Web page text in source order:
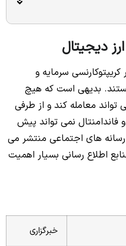
دیجیتال
کریپتوکارنسی سرمایه و
بدیهی است که هیچ
تواند معامله کند و از طرفی
فاندامنتال نمی تواند پیش
رسانه های اجتماعی منتشر می
اطلاع رسانی بسیار اهمیت
خبرگزاری